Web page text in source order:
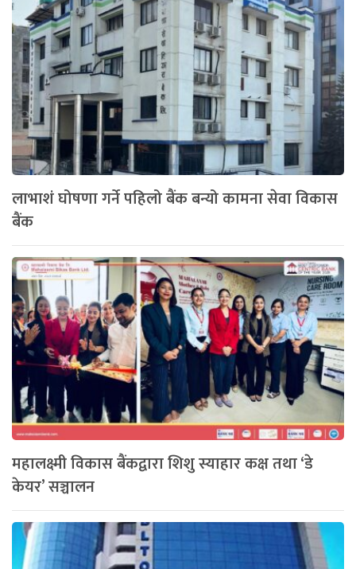
लाभाशं घोषणा गर्ने पहिलो बैंक बन्यो कामना सेवा विकास
बैंक
महालक्ष्मी विकास बैंकद्वारा शिशु स्याहार कक्ष तथा ‘डे
केयर’ सञ्चालन